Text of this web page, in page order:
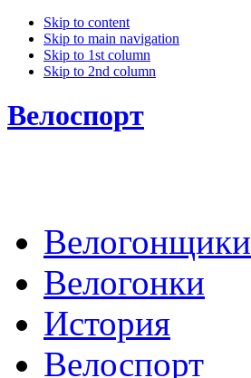
Skip to content
Skip to main navigation
Skip to 1st column
Skip to 2nd column
Велоспорт
Велогонщики
Велогонки
История
Велоспорт